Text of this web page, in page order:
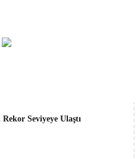
Rekor Seviyeye Ulaştı